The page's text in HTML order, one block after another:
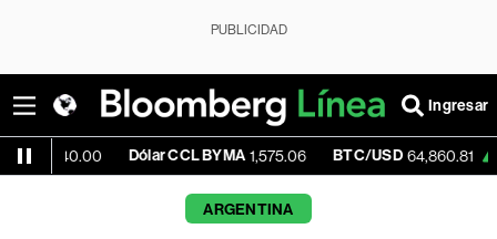
PUBLICIDAD
Ingresar
Dólar CCL BYMA 1,575.06 BTC/USD 64,860.81 +0.12%
ARGENTINA